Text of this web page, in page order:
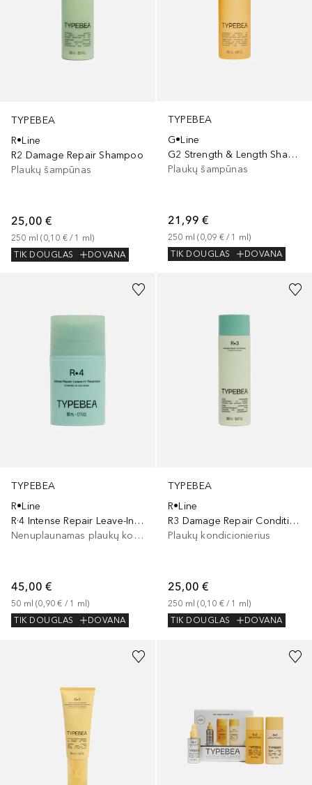
TYPEBEA
R•Line
R2 Damage Repair Shampoo
Plaukų šampūnas
25,00 €
250 ml (0,10 € / 1 ml)
TIK DOUGLAS
DOVANA
TYPEBEA
G•Line
G2 Strength & Length Shampoo
Plaukų šampūnas
21,99 €
250 ml (0,09 € / 1 ml)
TIK DOUGLAS
DOVANA
TYPEBEA
R•Line
R·4 Intense Repair Leave-In Treatment
Nenuplaunamas plaukų kondicionierius
45,00 €
50 ml (0,90 € / 1 ml)
TIK DOUGLAS
DOVANA
TYPEBEA
R•Line
R3 Damage Repair Conditioner
Plaukų kondicionierius
25,00 €
250 ml (0,10 € / 1 ml)
TIK DOUGLAS
DOVANA